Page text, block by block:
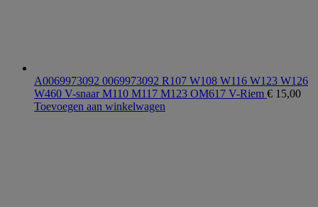
A0069973092 0069973092 R107 W108 W116 W123 W126
W460 V-snaar M110 M117 M123 OM617 V-Riem € 15,00
Toevoegen aan winkelwagen